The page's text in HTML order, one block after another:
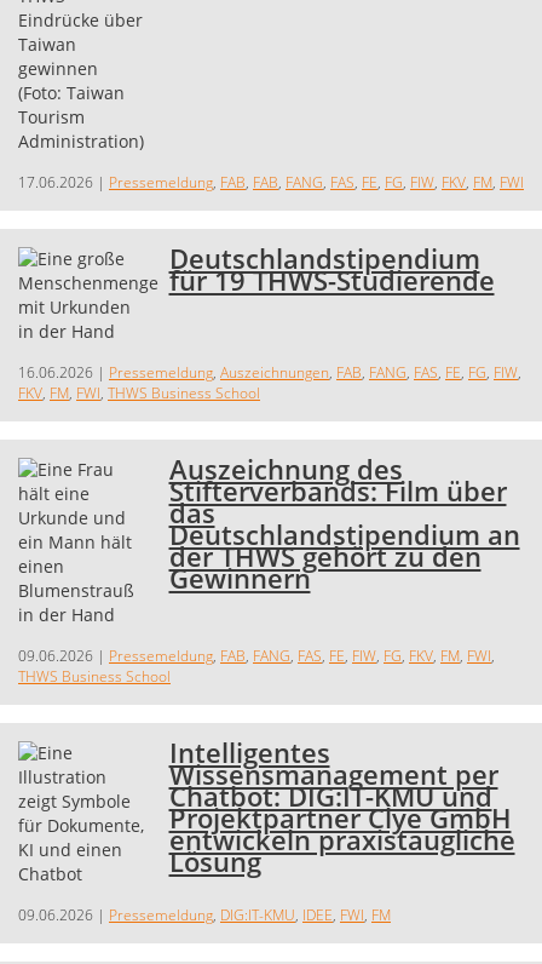
17.06.2026 | Pressemeldung, FAB, FAB, FANG, FAS, FE, FG, FIW, FKV, FM, FWI
Deutschlandstipendium
für 19 THWS-Studierende
16.06.2026 | Pressemeldung, Auszeichnungen, FAB, FANG, FAS, FE, FG, FIW,
FKV, FM, FWI, THWS Business School
Auszeichnung des
Stifterverbands: Film über
das
Deutschlandstipendium an
der THWS gehört zu den
Gewinnern
09.06.2026 | Pressemeldung, FAB, FANG, FAS, FE, FIW, FG, FKV, FM, FWI,
THWS Business School
Intelligentes
Wissensmanagement per
Chatbot: DIG:IT-KMU und
Projektpartner Clye GmbH
entwickeln praxistaugliche
Lösung
09.06.2026 | Pressemeldung, DIG:IT-KMU, IDEE, FWI, FM